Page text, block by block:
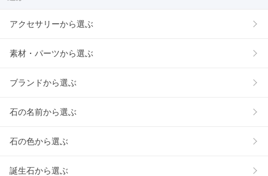
アクセサリーから選ぶ
素材・パーツから選ぶ
ブランドから選ぶ
石の名前から選ぶ
石の色から選ぶ
誕生石から選ぶ